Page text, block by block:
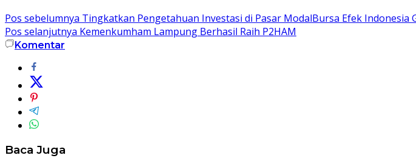
Pos sebelumnya Tingkatkan Pengetahuan Investasi di Pasar ModalBursa Efek Indonesia
Pos selanjutnya Kemenkumham Lampung Berhasil Raih P2HAM
Komentar
Baca Juga